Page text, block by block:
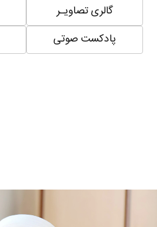
گالری تصاویـر
پادکست صوتی